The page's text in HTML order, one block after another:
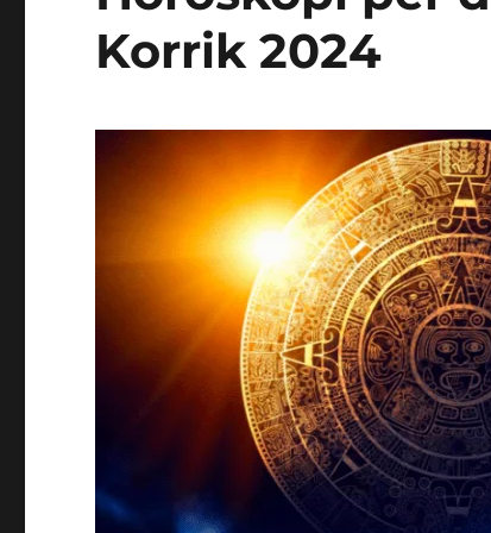
Korrik 2024